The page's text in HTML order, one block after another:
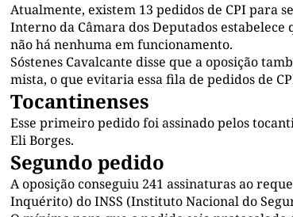
Atualmente, existem 13 pedidos de CPI para
Interno da Câmara dos Deputados
não há nenhuma em funcionamento.
Sóstenes Cavalcante disse que a oposição
mista, o que evitaria essa fila de pedidos de
Tocantinenses
Esse primeiro pedido foi assinado pelos
Eli Borges.
Segundo pedido
A oposição conseguiu 241 assinaturas ao
Inquérito) do INSS (Instituto Nacional do